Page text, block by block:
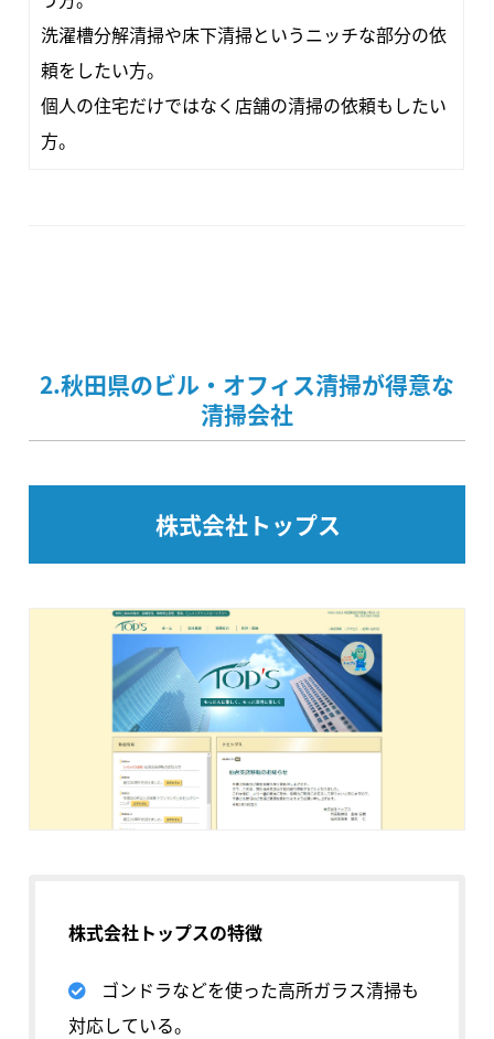
洗濯槽分解清掃や床下清掃というニッチな部分の依
頼をしたい方。
個人の住宅だけではなく店舗の清掃の依頼もしたい
方。
2.秋田県のビル・オフィス清掃が得意な
清掃会社
株式会社トップス
株式会社トップスの特徴
ゴンドラなどを使った高所ガラス清掃も
対応している。